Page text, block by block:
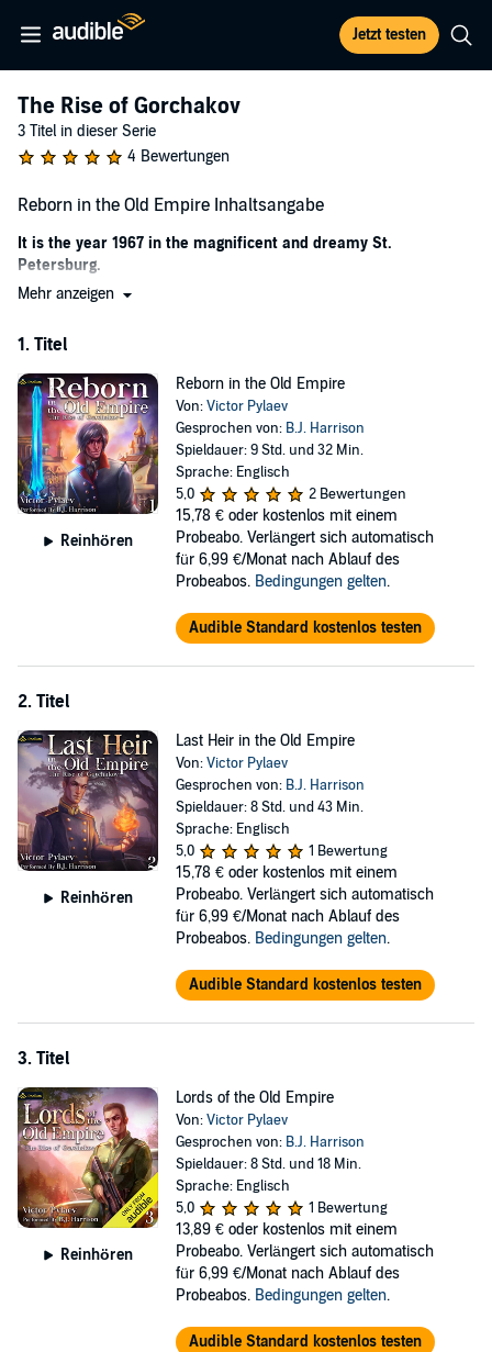
Jetzt testen
The Rise of Gorchakov
3 Titel in dieser Serie
4 Bewertungen
Reborn in the Old Empire Inhaltsangabe
It is the year 1967 in the magnificent and dreamy St.
Petersburg.
The world is ruled by the magic of aristocrats, the sounds of rock
Russian Volgas are successfully going up against American Pontiacs
Another frantic unauthorized race under the stars ends in tragedy.
Doctors and healers, who have already announced the death of the
sixteen-year-old Prince Alexander Gorchakov Jr., attribute his
miraculous salvation to his suddenly awakened gift.
But even ancestral magic cannot explain why his habits and tastes
have completely changed overnight, nor where do strange dreams
about places he has never visited come from. Alexander woke up a
Will he find his place in the old world?
Mehr anzeigen
1. Titel
Reinhören
Reborn in the Old Empire
Von:Victor Pylaev
Gesprochen von: B.J. Harrison
Spieldauer: 9 Std. und 32 Min.
Sprache: Englisch
5,0
2 Bewertungen
15,78 € oder kostenlos mit einem
Probeabo. Verlängert sich automatisch
für 6,99 €/Monat nach Ablauf des
Probeabos. Bedingungen gelten.
Audible Standard kostenlos testen
2. Titel
Reinhören
Last Heir in the Old Empire
Von:Victor Pylaev
Gesprochen von: B.J. Harrison
Spieldauer: 8 Std. und 43 Min.
Sprache: Englisch
5,0
1 Bewertung
15,78 € oder kostenlos mit einem
Probeabo. Verlängert sich automatisch
für 6,99 €/Monat nach Ablauf des
Probeabos. Bedingungen gelten.
Audible Standard kostenlos testen
3. Titel
Reinhören
Lords of the Old Empire
Von:Victor Pylaev
Gesprochen von: B.J. Harrison
Spieldauer: 8 Std. und 18 Min.
Sprache: Englisch
5,0
1 Bewertung
13,89 € oder kostenlos mit einem
Probeabo. Verlängert sich automatisch
für 6,99 €/Monat nach Ablauf des
Probeabos. Bedingungen gelten.
Audible Standard kostenlos testen